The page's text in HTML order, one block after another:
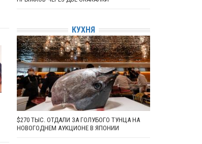
КУХНЯ
$270 ТЫС. ОТДАЛИ ЗА ГОЛУБОГО ТУНЦА НА
НОВОГОДНЕМ АУКЦИОНЕ В ЯПОНИИ